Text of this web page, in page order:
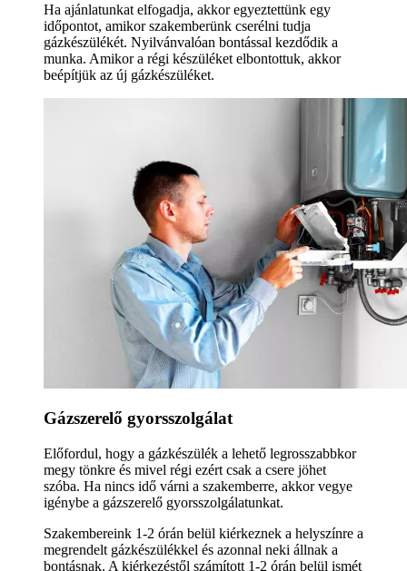
Ha ajánlatunkat elfogadja, akkor egyeztettünk egy
időpontot, amikor szakemberünk cserélni tudja
gázkészülékét. Nyilvánvalóan bontással kezdődik a
munka. Amikor a régi készüléket elbontottuk, akkor
beépítjük az új gázkészüléket.
Gázszerelő gyorsszolgálat
Előfordul, hogy a gázkészülék a lehető legrosszabbkor
megy tönkre és mivel régi ezért csak a csere jöhet
szóba. Ha nincs idő várni a szakemberre, akkor vegye
igénybe a gázszerelő gyorsszolgálatunkat.
Szakembereink 1-2 órán belül kiérkeznek a helyszínre a
megrendelt gázkészülékkel és azonnal neki állnak a
bontásnak. A kiérkezéstől számított 1-2 órán belül ismét